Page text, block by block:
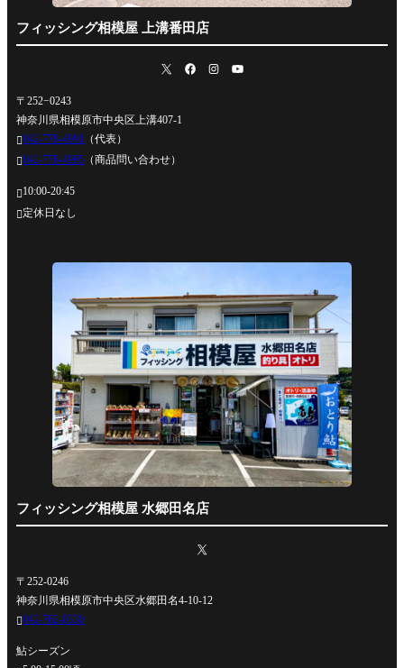
フィッシング相模屋 上溝番田店
〒252−0243
神奈川県相模原市中央区上溝407-1
042-778-4991
（代表）
042-778-4995 （商品問い合わせ）
10:00-20:45
定休日なし
フィッシング相模屋 水郷田名店
〒252-0246
神奈川県相模原市中央区水郷田名4-10-12
042-762-0330
鮎シーズン